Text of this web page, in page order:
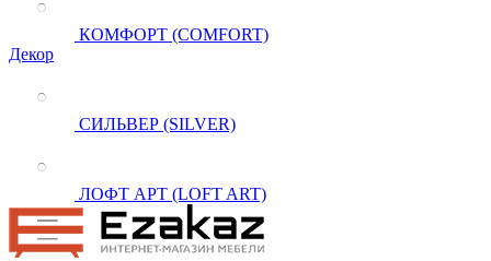
КОМФОРТ (COMFORT)
Декор
СИЛЬВЕР (SILVER)
ЛОФТ АРТ (LOFT ART)